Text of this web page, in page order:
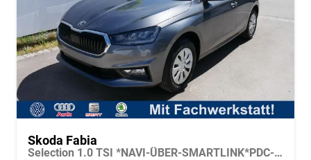
Skoda Fabia
Selection 1.0 TSI *NAVI-ÜBER-SMARTLINK*PDC-HI*LED*SHZ*KLIMA*RADIO